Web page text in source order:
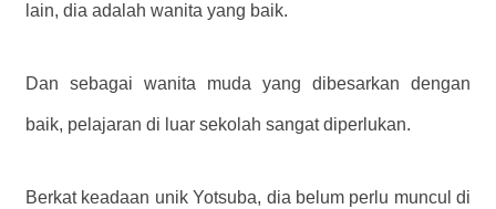
lain, dia adalah wanita yang baik.
Dan sebagai wanita muda yang dibesarkan dengan
baik, pelajaran di luar sekolah sangat diperlukan.
Berkat keadaan unik Yotsuba, dia belum perlu muncul di